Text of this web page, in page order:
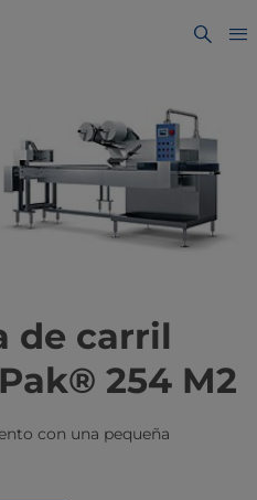
de carril
254 M2
con una pequeña